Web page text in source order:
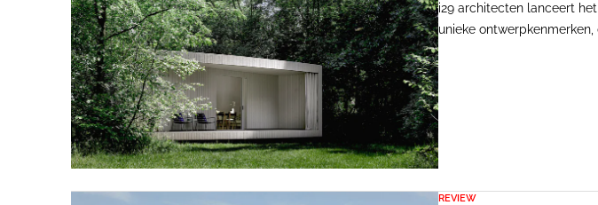
i29 architecten lanceert
unieke
REVIEW